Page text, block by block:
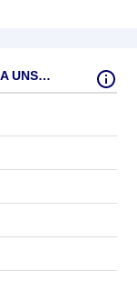
Fundamentale Kennzahlen ROCKWOOL A UNSP.ADRS DK 1